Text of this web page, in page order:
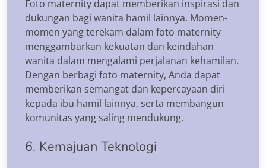
Foto maternity dapat memberikan inspirasi dan
dukungan bagi wanita hamil lainnya. Momen-
momen yang terekam dalam foto maternity
menggambarkan kekuatan dan keindahan
wanita dalam mengalami perjalanan kehamilan.
Dengan berbagi foto maternity, Anda dapat
memberikan semangat dan kepercayaan diri
kepada ibu hamil lainnya, serta membangun
komunitas yang saling mendukung.
6. Kemajuan Teknologi